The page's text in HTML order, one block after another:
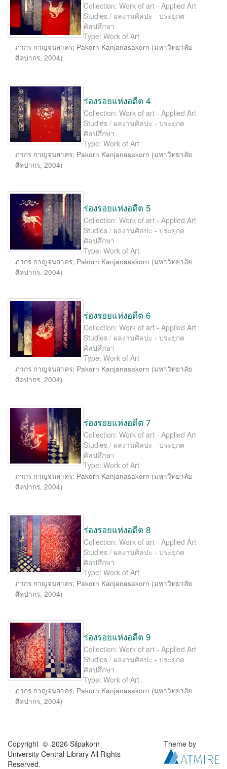
Collection: Work of art - Applied Art
Studies / ผลงานศิลปะ - ประยุกต
ศิลปศึกษา
Type: Work of Art
ภากร กาญจนสาคร; Pakorn Kanjanasakorn (มหาวิทยาลัย
ศิลปากร, 2004)
ร่องรอยแห่งอดีต 4
Collection: Work of art - Applied Art
Studies / ผลงานศิลปะ - ประยุกต
ศิลปศึกษา
Type: Work of Art
ภากร กาญจนสาคร; Pakorn Kanjanasakorn (มหาวิทยาลัย
ศิลปากร, 2004)
ร่องรอยแห่งอดีต 5
Collection: Work of art - Applied Art
Studies / ผลงานศิลปะ - ประยุกต
ศิลปศึกษา
Type: Work of Art
ภากร กาญจนสาคร; Pakorn Kanjanasakorn (มหาวิทยาลัย
ศิลปากร, 2004)
ร่องรอยแห่งอดีต 6
Collection: Work of art - Applied Art
Studies / ผลงานศิลปะ - ประยุกต
ศิลปศึกษา
Type: Work of Art
ภากร กาญจนสาคร; Pakorn Kanjanasakorn (มหาวิทยาลัย
ศิลปากร, 2004)
ร่องรอยแห่งอดีต 7
Collection: Work of art - Applied Art
Studies / ผลงานศิลปะ - ประยุกต
ศิลปศึกษา
Type: Work of Art
ภากร กาญจนสาคร; Pakorn Kanjanasakorn (มหาวิทยาลัย
ศิลปากร, 2004)
ร่องรอยแห่งอดีต 8
Collection: Work of art - Applied Art
Studies / ผลงานศิลปะ - ประยุกต
ศิลปศึกษา
Type: Work of Art
ภากร กาญจนสาคร; Pakorn Kanjanasakorn (มหาวิทยาลัย
ศิลปากร, 2004)
ร่องรอยแห่งอดีต 9
Collection: Work of art - Applied Art
Studies / ผลงานศิลปะ - ประยุกต
ศิลปศึกษา
Type: Work of Art
ภากร กาญจนสาคร; Pakorn Kanjanasakorn (มหาวิทยาลัย
ศิลปากร, 2004)
Copyright © 2026 Silpakorn
University Central Library All Rights
Reserved.
Theme by